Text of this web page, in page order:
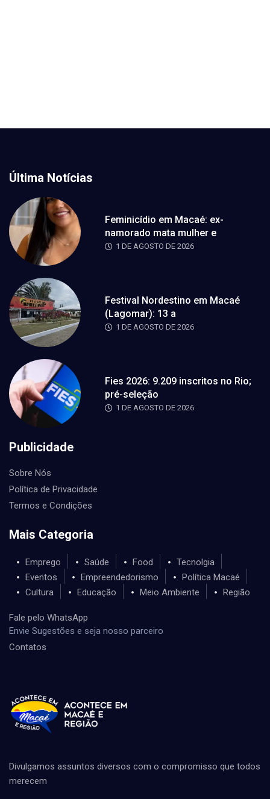
Última Notícias
Feminicídio em Macaé: ex-
namorado mata mulher e
1 DE AGOSTO DE 2026
Festival Nordestino em Macaé
(Lagomar): 13 a
1 DE AGOSTO DE 2026
Fies 2026: 9.209 inscritos no Rio;
pré-seleção
1 DE AGOSTO DE 2026
Publicidade
Sobre Nós
Política de Privacidade
Termos e Condições
Mais Categoria
Emprego Saúde Food
Tecnolgia
Eventos
Empreendedorismo
Política Macaé
Cultura
Educação Meio Ambiente Região
Fale pelo WhatsApp
Envie Sugestões e seja nosso parceiro
Contatos
Divulgamos assuntos diversos com o compromisso que todos
merecem